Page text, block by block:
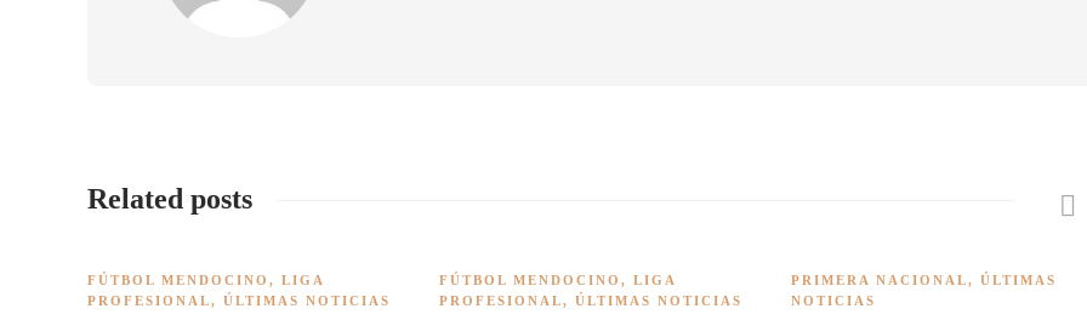
Related posts
FÚTBOL MENDOCINO , LIGA
PROFESIONAL, ÚLTIMAS NOTICIAS
FÚTBOL MENDOCINO , LIGA
PROFESIONAL, ÚLTIMAS NOTICIAS
PRIMERA NACIONAL, ÚLTIMAS
NOTICIAS